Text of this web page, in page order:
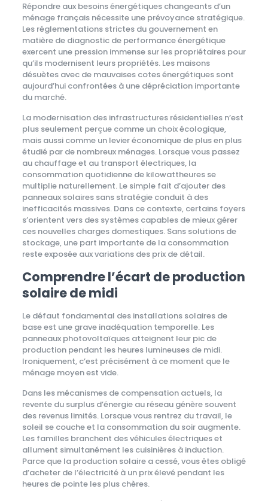
Répondre aux besoins énergétiques changeants d’un
ménage français nécessite une prévoyance stratégique.
Les réglementations strictes du gouvernement en
matière de diagnostic de performance énergétique
exercent une pression immense sur les propriétaires pour
qu’ils modernisent leurs propriétés. Les maisons
désuètes avec de mauvaises cotes énergétiques sont
aujourd’hui confrontées à une dépréciation importante
du marché.
La modernisation des infrastructures résidentielles n’est
plus seulement perçue comme un choix écologique,
mais aussi comme un levier économique de plus en plus
étudié par de nombreux ménages. Lorsque vous passez
au chauffage et au transport électriques, la
consommation quotidienne de kilowattheures se
multiplie naturellement. Le simple fait d’ajouter des
panneaux solaires sans stratégie conduit à des
inefficacités massives. Dans ce contexte, certains foyers
s’orientent vers des systèmes capables de mieux gérer
ces nouvelles charges domestiques. Sans solutions de
stockage, une part importante de la consommation
reste exposée aux variations des prix de détail.
Comprendre l’écart de production
solaire de midi
Le défaut fondamental des installations solaires de
base est une grave inadéquation temporelle. Les
panneaux photovoltaïques atteignent leur pic de
production pendant les heures lumineuses de midi.
Ironiquement, c’est précisément à ce moment que le
ménage moyen est vide.
Dans les mécanismes de compensation actuels, la
revente du surplus d’énergie au réseau génère souvent
des revenus limités. Lorsque vous rentrez du travail, le
soleil se couche et la consommation du soir augmente.
Les familles branchent des véhicules électriques et
allument simultanément les cuisinières à induction.
Parce que la production solaire a cessé, vous êtes obligé
d’acheter de l’électricité à un prix élevé pendant les
heures de pointe les plus chères.